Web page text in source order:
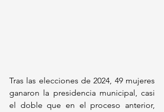
Tras las elecciones de 2024, 49 mujeres
ganaron la presidencia municipal, casi
el doble que en el proceso anterior,